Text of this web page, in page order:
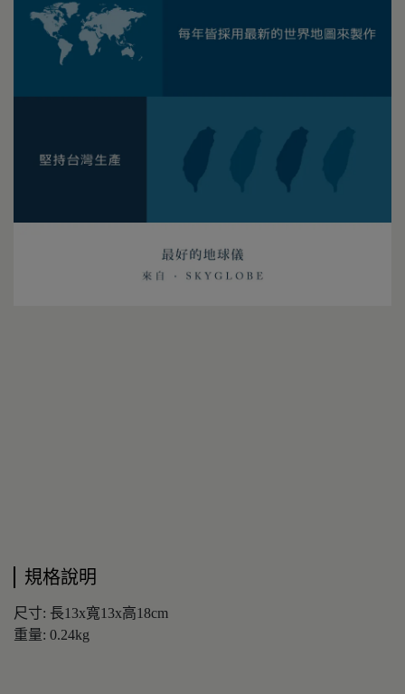
規格說明
尺寸: 長13x寬13x高18cm
重量: 0.24kg